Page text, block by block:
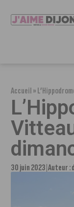
Accueil»
30 juin 2023 Auteur :